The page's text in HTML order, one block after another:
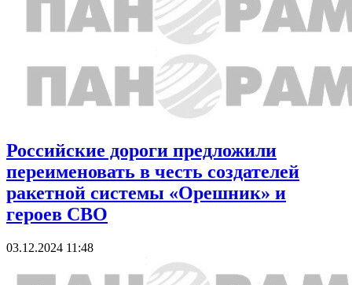
Российские дороги предложили
переименовать в честь создателей
ракетной системы «Орешник» и
героев СВО
03.12.2024 11:48